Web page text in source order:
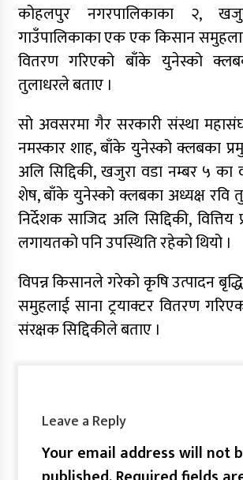
कोहलपुर नगरपालिकाका २,
गाउँपालिकाका एक एक किसान
वितरण गरिएको बाँके युनेस्को
तुलाधरले बताए ।
सो अवसरमा गैर सरकारी संस्था
नमस्कार शाह, बाँके युनेस्को क्लबका
अलि सिद्दिकी, खजुरा वडा नम्बर ५ का
शेष, बाँके युनेस्को क्लबका अध्यक्ष रवि
निर्देशक साजिद अलि सिद्दिकी,
लगायतको पनि उपस्थिति रहेको थियो ।
विपन्न किसानले गरेको कृषि उत्पादन
समुहलाई साना ट्रयाक्टर वितरण
संरक्षक सिद्दिकीले बताए ।
Leave a Reply
Your email address will not